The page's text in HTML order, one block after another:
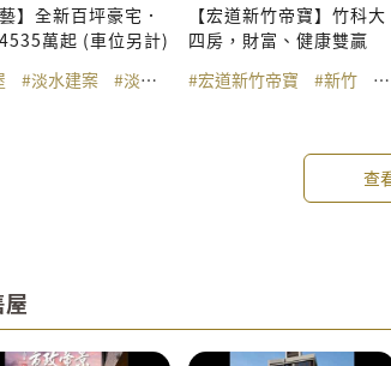
藝】全新百坪豪宅．
萬起 (車位另計)
#淡水建案 #淡江大橋 #淡水輕軌 #天藝
【宏道新竹帝寶】竹科大
四房，財富、健康雙贏
#宏道新竹帝寶
#新竹 #
查